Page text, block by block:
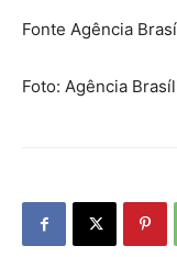
Fonte Agência
Foto: Agência